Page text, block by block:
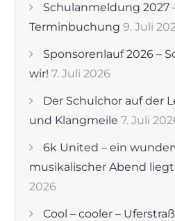
Schulanmeldung 2027
Terminbuchung 9. Juli
Sponsorenlauf 2026 –
wir! 7. Juli 2026
Der Schulchor auf der
und Klangmeile 7. Juli
6k United – ein
musikalischer Abend
2026
Cool – cooler –